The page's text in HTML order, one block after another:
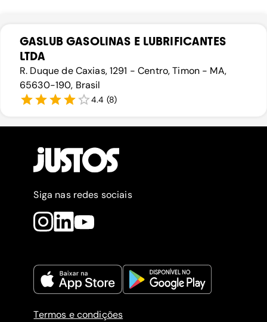
GASLUB GASOLINAS E LUBRIFICANTES
LTDA
R. Duque de Caxias, 1291 - Centro, Timon - MA,
65630-190, Brasil
4.4 (8)
Siga nas redes sociais
Termos e condições